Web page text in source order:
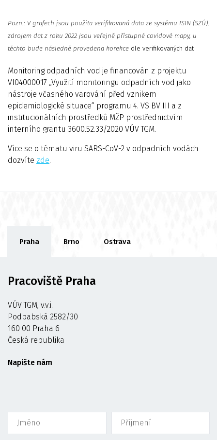
Pozn.: V grafech jsou použita verifikovaná data ze systému ISIN (SZÚ),
zdrojem dat z roku 2022 jsou veřejně přístupné covidové mapy, u
těchto bude následně provedena korekce dle verifikovaných dat
Monitoring odpadních vod je financován z projektu
VI04000017 „Využití monitoringu odpadních vod jako
nástroje včasného varování před vznikem
epidemiologické situace“ programu 4. VS BV III a z
institucionálních prostředků MŽP prostřednictvím
interního grantu 3600.52.33/2020 VÚV TGM.
Více se o tématu viru SARS-CoV-2 v odpadních vodách
dozvíte zde.
Praha Brno Ostrava
Pracoviště Praha
VÚV TGM, v.v.i.
Podbabská 2582/30
160 00 Praha 6
Česká republika
Napište nám